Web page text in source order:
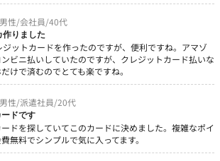
男性/会社員/40代
りました
ットカードを作ったのですが、便利ですね。アマゾ
ビニ払いしていたのですが、クレジットカード払いな
けで済むのでとても楽ですね。
男性/派遣社員/20代
ドです
ドを探していてこのカードに決めました。複雑なポイ
無料でシンプルで気に入ってます。